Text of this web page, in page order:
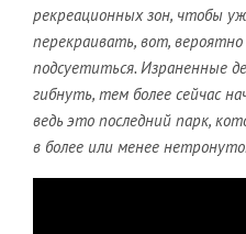
рекреационных зон, чтобы
перекраивать, вот,
подсуетиться. Израненные
гибнуть, тем более сейчас
ведь это последний парк,
в более или менее